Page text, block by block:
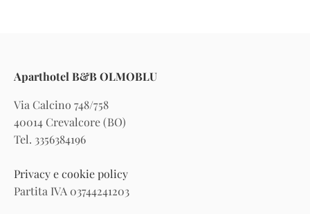
Aparthotel B&B OLMOBLU
Via Calcino 748/758
40014 Crevalcore (BO)
Tel. 3356384196
Privacy e cookie policy
Partita IVA 03744241203